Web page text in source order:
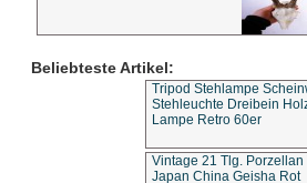
Beliebteste Artikel:
Tripod Stehlampe
Stehleuchte Dreibein
Lampe Retro 60er
Vintage 21 Tlg. Porzellan
Japan China Geisha Rot